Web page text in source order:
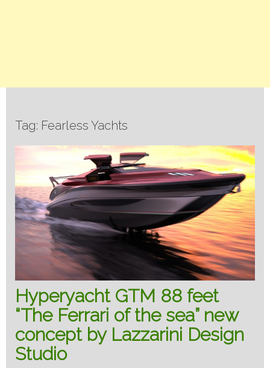
Tag: Fearless Yachts
Hyperyacht GTM 88 feet
“The Ferrari of the sea” new
concept by Lazzarini Design
Studio